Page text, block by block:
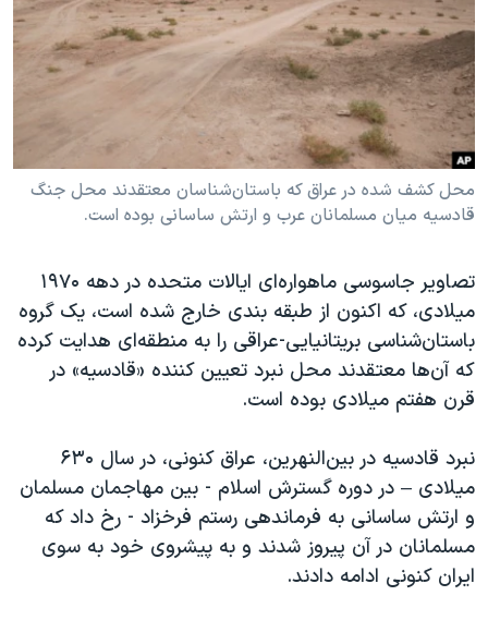
فرهنگ و زندگی
حقوق شهروندی
اقتصادی
علم و فناوری
گالری عکس
مستندها
انتخابات ریاست جمهوری آمریکا ۲۰۲۴
حمله جمهوری اسلامی به اسرائیل
رمز مهسا
اعتراضات زن، زندگی، آزادی
تریبونال مردمی آبان ۹۸
دادگاه حمید نوری
چهل سال گروگان‌گیری
قانون شفافیت دارائی کادر رهبری ایران
اعتراضات مردمی آبان ۹۸
اسرائیل در جنگ
نرگس محمدی برنده جایزه نوبل صلح
همایش محافظه‌کاران آمریکا «سی‌پک»
دنبال کنید
زبانهای مختلف
محل کشف شده در عراق که باستان‌شناسان معتقدند محل جنگ
قادسیه میان مسلمانان عرب و ارتش ساسانی بوده است.
تصاویر جاسوسی ماهواره‌ای ایالات متحده در دهه ۱۹۷۰
میلادی، که اکنون از طبقه بندی خارج شده است، یک گروه
باستان‌شناسی بریتانیایی-عراقی را به منطقه‌ای هدایت کرده
که آن‌ها معتقدند محل نبرد تعیین کننده «قادسیه» در
قرن هفتم میلادی بوده است.
نبرد قادسیه در بین‌النهرین، عراق کنونی، در سال ۶۳۰
میلادی – در دوره گسترش اسلام - بین مهاجمان مسلمان
و ارتش ساسانی به فرماندهی رستم فرخزاد - رخ داد که
مسلمانان در آن پیروز شدند و به پیشروی خود به سوی
ایران کنونی ادامه دادند.